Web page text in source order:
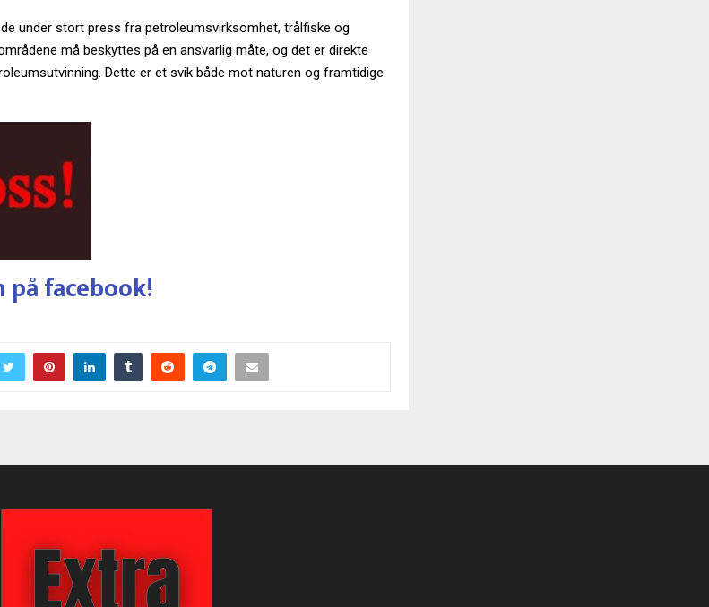
under stort press fra petroleumsvirksomhet, trålfiske og
må beskyttes på en ansvarlig måte, og det er direkte
Dette er et svik både mot naturen og framtidige
på facebook!